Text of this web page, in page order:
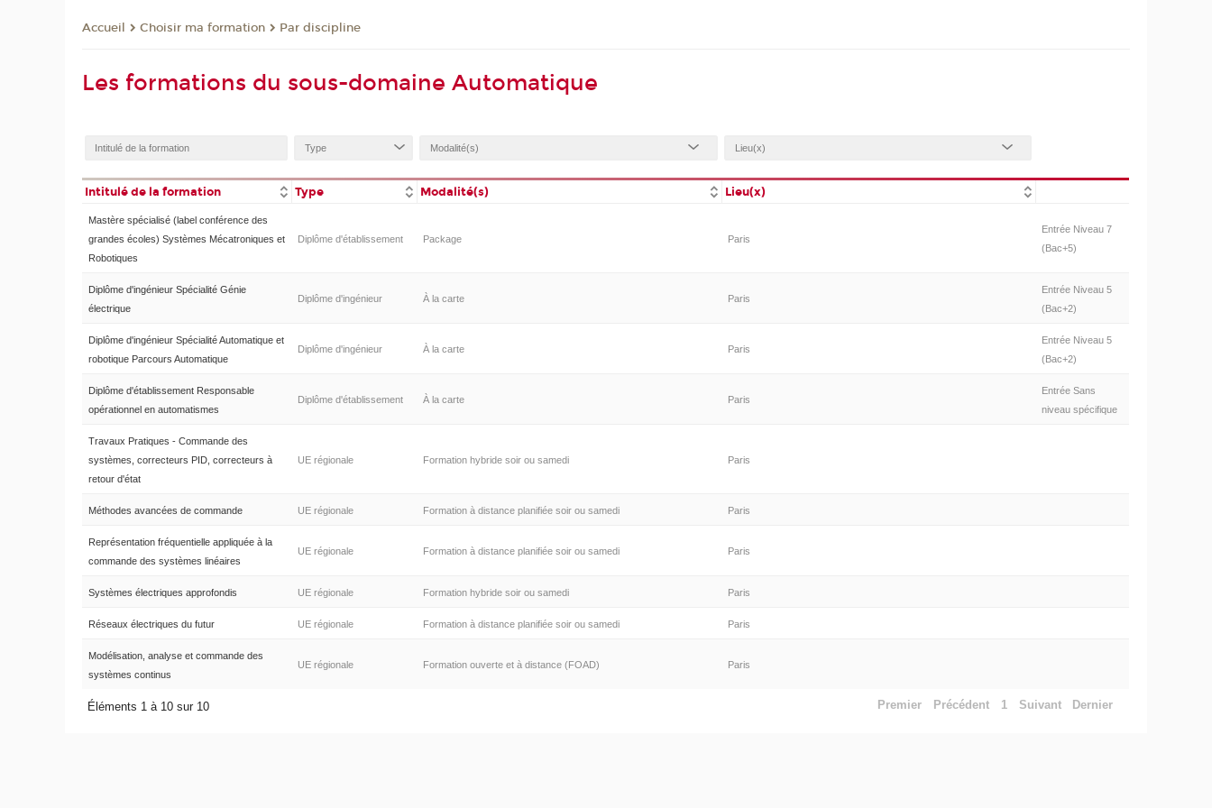
Accueil Choisir ma formation Par discipline
Les formations du sous-domaine Automatique
Intitulé de la formation Type Modalité(s) Lieu(x)
Mastère spécialisé (label conférence des
grandes écoles) Systèmes Mécatroniques et
Robotiques
Diplôme d'établissement Package Paris
Entrée Niveau 7
(Bac+5)
Diplôme d'ingénieur Spécialité Génie
électrique
Diplôme d'ingénieur À la carte Paris
Entrée Niveau 5
(Bac+2)
Diplôme d'ingénieur Spécialité Automatique et
robotique Parcours Automatique
Diplôme d'ingénieur À la carte Paris
Entrée Niveau 5
(Bac+2)
Diplôme d'établissement Responsable
opérationnel en automatismes
Diplôme d'établissement À la carte Paris
Entrée Sans
niveau spécifique
Travaux Pratiques - Commande des
systèmes, correcteurs PID, correcteurs à
retour d'état
UE régionale Formation hybride soir ou samedi Paris
Méthodes avancées de commande UE régionale Formation à distance planifiée soir ou samedi Paris
Représentation fréquentielle appliquée à la
commande des systèmes linéaires
UE régionale Formation à distance planifiée soir ou samedi Paris
Systèmes électriques approfondis UE régionale Formation hybride soir ou samedi Paris
Réseaux électriques du futur UE régionale Formation à distance planifiée soir ou samedi Paris
Modélisation, analyse et commande des
systèmes continus
UE régionale Formation ouverte et à distance (FOAD) Paris
Éléments 1 à 10 sur 10 Premier Précédent 1 Suivant Dernier